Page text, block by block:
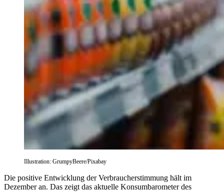
Illustration: GrumpyBeere/Pixabay
Die positive Entwicklung der Verbraucherstimmung hält im
Dezember an. Das zeigt das aktuelle Konsumbarometer des